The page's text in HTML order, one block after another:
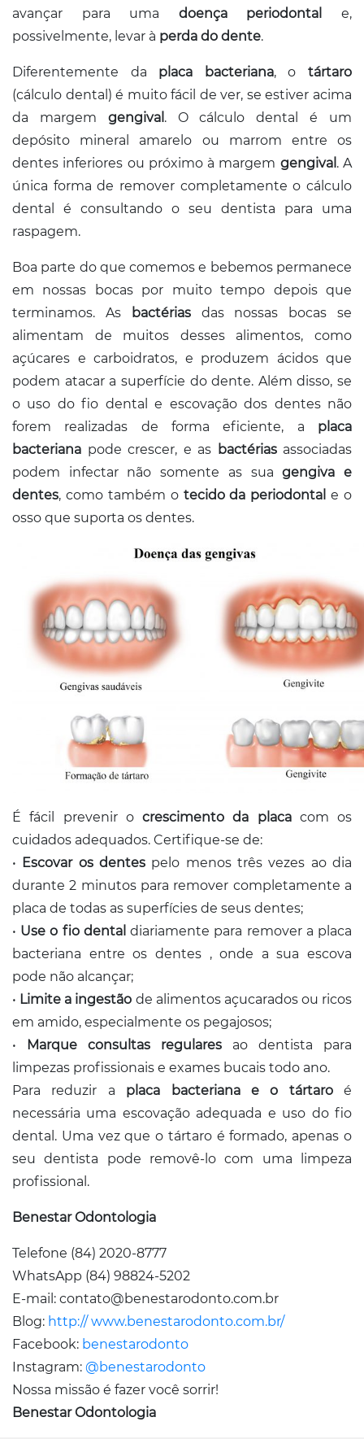
avançar para uma doença periodontal
e,
possivelmente, levar à perda do dente.
Diferentemente da placa bacteriana, otártaro
(cálculo dental) é muito fácil de ver, se estiver acima
da margem gengival . O cálculo dental é um
depósito mineral amarelo ou marrom entre os
dentes inferiores ou próximo à margem gengival . A
única forma de remover completamente o cálculo
dental é consultando o seu dentista para uma
raspagem.
Boa parte do que comemos e bebemos permanece
em nossas bocas por muito tempo depois que
terminamos. As
bactériasdas nossas bocas se
alimentam de muitos desses alimentos, como
açúcares e carboidratos, e produzem ácidos que
podem atacar a superfície do dente. Além disso, se
o uso do fio dental e escovação dos dentes não
forem realizadas de forma eficiente, a placa
bacteriana pode crescer, e as bactériasassociadas
podem infectar não somente as suagengiva e
dentes, como também o tecido da periodontal e o
osso que suporta os dentes.
É fácil prevenir o crescimento da placacom os
cuidados adequados. Certifique-se de:
• Escovar os dentes pelo menos três vezes ao dia
durante 2 minutos para remover completamente a
placa de todas as superfícies de seus dentes;
• Use o fio dental diariamente para remover a placa
bacteriana entre os dentes , onde a sua escova
pode não alcançar;
• Limite a ingestão de alimentos açucarados ou ricos
em amido, especialmente os pegajosos;
•
Marque consultas regulares ao dentista para
limpezas profissionais e exames bucais todo ano.
Para reduzir a placa bacteriana e o tártaroé
necessária uma escovação adequada e uso do fio
dental. Uma vez que o tártaro é formado, apenas o
seu dentista pode removê-lo com uma limpeza
profissional.
Benestar Odontologia
Telefone (84) 2020-8777
WhatsApp (84) 98824-5202
E-mail: contato@benestarodonto.com.br
Blog: http:// www.benestarodonto.com.br/
Facebook: benestarodonto
Instagram: @benestarodonto
Nossa missão é fazer você sorrir!
Benestar Odontologia